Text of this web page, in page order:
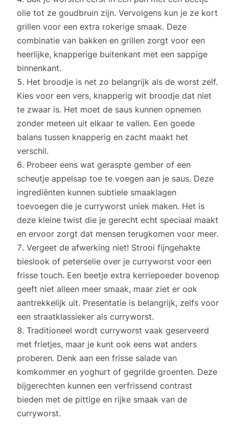
olie tot ze goudbruin zijn. Vervolgens kun je ze kort
grillen voor een extra rokerige smaak. Deze
combinatie van bakken en grillen zorgt voor een
heerlijke, knapperige buitenkant met een sappige
binnenkant.
Het broodje is net zo belangrijk als de worst zelf.
Kies voor een vers, knapperig wit broodje dat niet
te zwaar is. Het moet de saus kunnen opnemen
zonder meteen uit elkaar te vallen. Een goede
balans tussen knapperig en zacht maakt het
verschil.
Probeer eens wat geraspte gember of een
scheutje appelsap toe te voegen aan je saus. Deze
ingrediënten kunnen subtiele smaaklagen
toevoegen die je curryworst uniek maken. Het is
deze kleine twist die je gerecht echt speciaal maakt
en ervoor zorgt dat mensen terugkomen voor meer.
Vergeet de afwerking niet! Strooi fijngehakte
bieslook of peterselie over je curryworst voor een
frisse touch. Een beetje extra kerriepoeder bovenop
geeft niet alleen meer smaak, maar ziet er ook
aantrekkelijk uit. Presentatie is belangrijk, zelfs voor
een straatklassieker als curryworst.
Traditioneel wordt curryworst vaak geserveerd
met frietjes, maar je kunt ook eens wat anders
proberen. Denk aan een frisse salade van
komkommer en yoghurt of gegrilde groenten. Deze
bijgerechten kunnen een verfrissend contrast
bieden met de pittige en rijke smaak van de
curryworst.